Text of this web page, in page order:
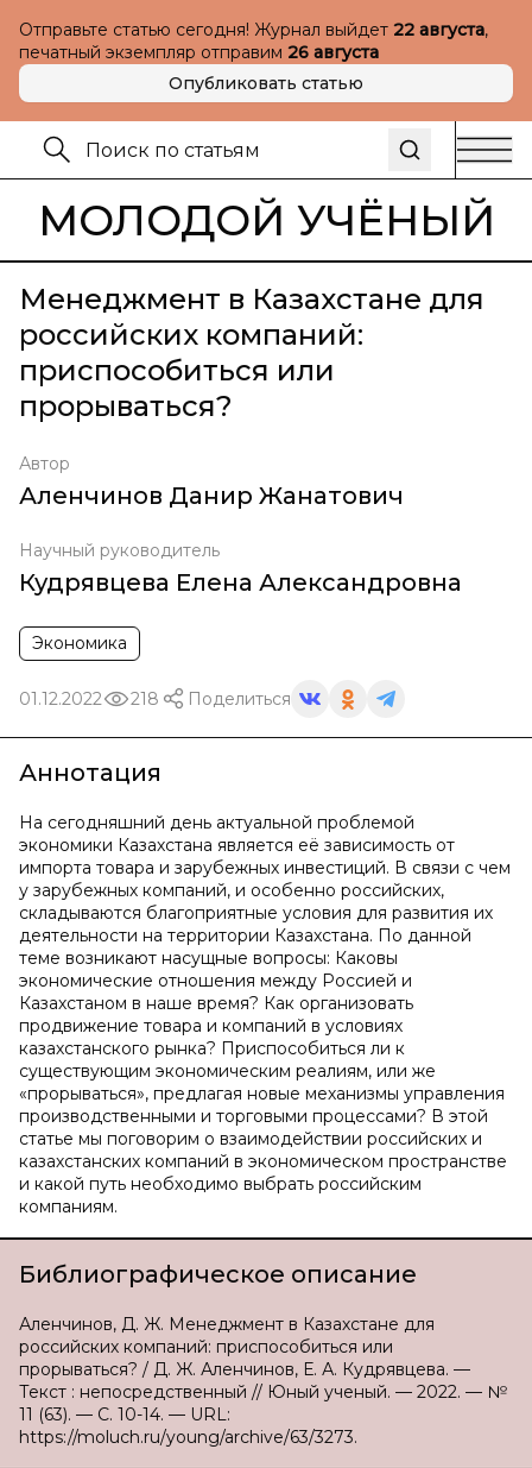
Отправьте статью сегодня! Журнал выйдет 22 августа,
печатный экземпляр отправим 26 августа
Опубликовать статью
МОЛОДОЙ УЧЁНЫЙ
Менеджмент в Казахстане для
российских компаний:
приспособиться или
прорываться?
Автор
Аленчинов Данир Жанатович
Научный руководитель
Кудрявцева Елена Александровна
Экономика
01.12.2022 218 Поделиться
Аннотация
На сегодняшний день актуальной проблемой
экономики Казахстана является её зависимость от
импорта товара и зарубежных инвестиций. В связи с чем
у зарубежных компаний, и особенно российских,
складываются благоприятные условия для развития их
деятельности на территории Казахстана. По данной
теме возникают насущные вопросы: Каковы
экономические отношения между Россией и
Казахстаном в наше время? Как организовать
продвижение товара и компаний в условиях
казахстанского рынка? Приспособиться ли к
существующим экономическим реалиям, или же
«прорываться», предлагая новые механизмы управления
производственными и торговыми процессами? В этой
статье мы поговорим о взаимодействии российских и
казахстанских компаний в экономическом пространстве
и какой путь необходимо выбрать российским
компаниям.
Библиографическое описание
Аленчинов, Д. Ж. Менеджмент в Казахстане для
российских компаний: приспособиться или
прорываться? / Д. Ж. Аленчинов, Е. А. Кудрявцева. —
Текст : непосредственный // Юный ученый. — 2022. — №
11 (63). — С. 10-14. — URL:
https://moluch.ru/young/archive/63/3273.